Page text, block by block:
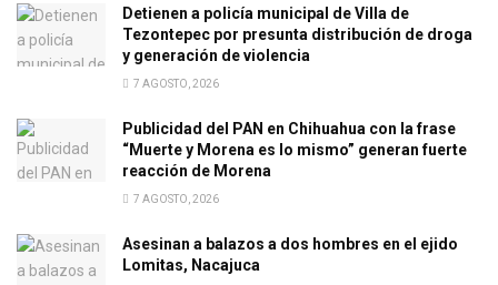
Detienen a policía municipal de Villa de
Tezontepec por presunta distribución de droga
y generación de violencia
7 AGOSTO, 2026
Publicidad del PAN en Chihuahua con la frase
“Muerte y Morena es lo mismo” generan fuerte
reacción de Morena
7 AGOSTO, 2026
Asesinan a balazos a dos hombres en el ejido
Lomitas, Nacajuca